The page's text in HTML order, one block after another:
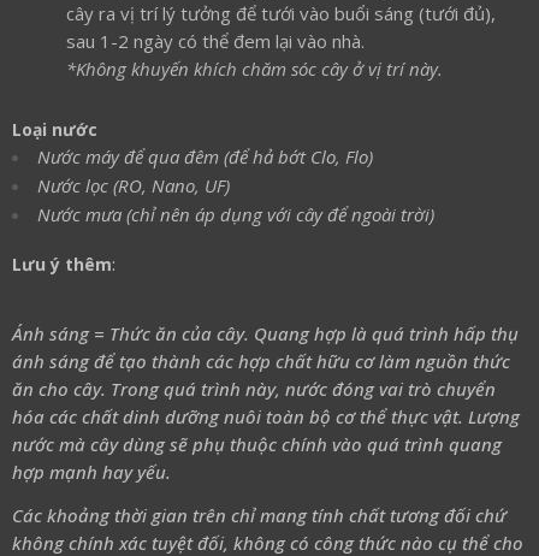
cây ra vị trí lý tưởng để tưới vào buổi sáng (tưới đủ),
sau 1-2 ngày có thể đem lại vào nhà.
*Không khuyến khích chăm sóc cây ở vị trí này.
Loại nước
Nước máy để qua đêm (để hả bớt Clo, Flo)
Nước lọc (RO, Nano, UF)
Nước mưa (chỉ nên áp dụng với cây để ngoài trời)
Lưu ý thêm:
Ánh sáng = Thức ăn của cây. Quang hợp là quá trình hấp thụ
ánh sáng để tạo thành các hợp chất hữu cơ làm nguồn thức
ăn cho cây. Trong quá trình này, nước đóng vai trò chuyển
hóa các chất dinh dưỡng nuôi toàn bộ cơ thể thực vật. Lượng
nước mà cây dùng sẽ phụ thuộc chính vào quá trình quang
hợp mạnh hay yếu.
Các khoảng thời gian trên chỉ mang tính chất tương đối chứ
không chính xác tuyệt đối, không có công thức nào cụ thể cho